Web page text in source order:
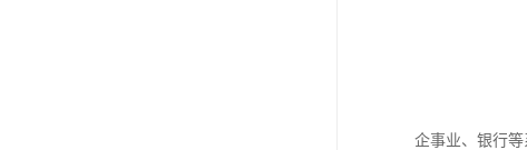
企事业、银行